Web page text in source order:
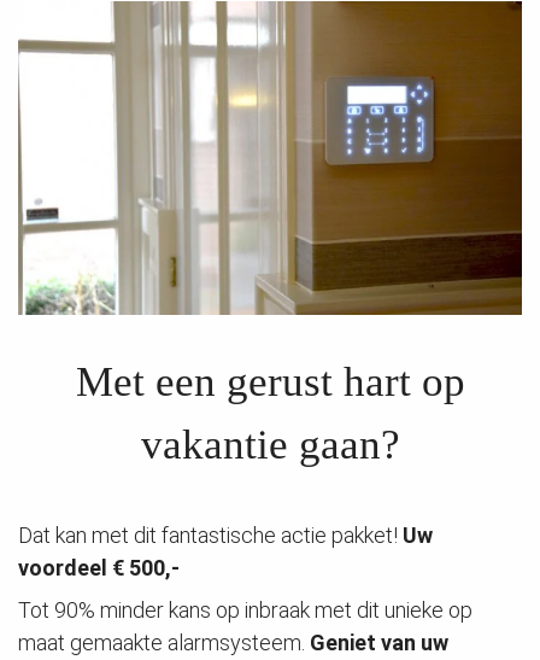
Met een gerust hart op
vakantie gaan?
Dat kan met dit fantastische actie pakket! Uw
voordeel € 500,-
Tot 90% minder kans op inbraak met dit unieke op
maat gemaakte alarmsysteem. Geniet van uw